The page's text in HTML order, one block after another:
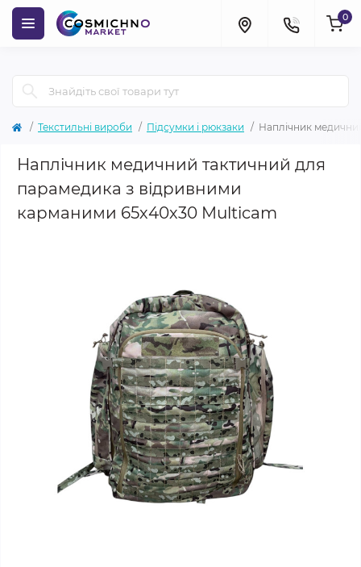
0
Текстильні вироби Підсумки і рюкзаки Наплічник
Наплічник медичний тактичний для
парамедика з відривними
карманими 65х40х30 Multicam